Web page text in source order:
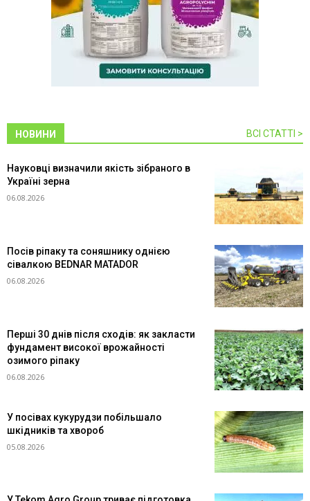
НОВИНИ ВСІ СТАТТІ >
Науковці визначили якість зібраного в
Україні зерна
06.08.2026
Посів ріпаку та соняшнику однією
сівалкою BEDNAR MATADOR
06.08.2026
Перші 30 днів після сходів: як закласти
фундамент високої врожайності
озимого ріпаку
06.08.2026
У посівах кукурудзи побільшало
шкідників та хвороб
05.08.2026